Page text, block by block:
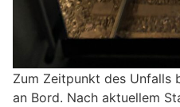
Zum Zeitpunkt des Unfalls
an Bord. Nach aktuellem